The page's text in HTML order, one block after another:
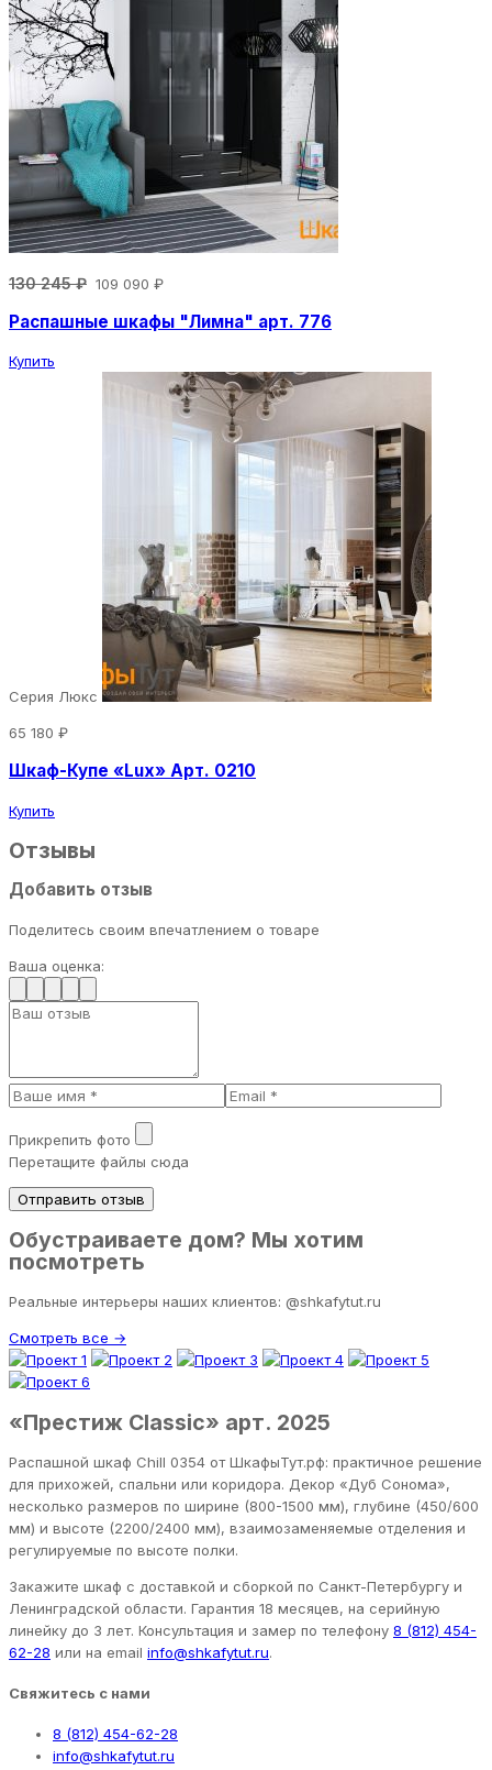
130 245 ₽ 109 090 ₽
Распашные шкафы "Лимна" арт. 776
Купить
Серия Люкс
65 180 ₽
Шкаф-Купе «Lux» Арт. 0210
Купить
Отзывы
Добавить отзыв
Поделитесь своим впечатлением о товаре
Ваша оценка:
Прикрепить фото
Перетащите файлы сюда
Отправить отзыв
Обустраиваете дом? Мы хотим
посмотреть
Реальные интерьеры наших клиентов: @shkafytut.ru
Смотреть все →
«Престиж Classic» арт. 2025
Распашной шкаф Chill 0354 от ШкафыТут.рф: практичное решение
для прихожей, спальни или коридора. Декор «Дуб Сонома»,
несколько размеров по ширине (800-1500 мм), глубине (450/600
мм) и высоте (2200/2400 мм), взаимозаменяемые отделения и
регулируемые по высоте полки.
Закажите шкаф с доставкой и сборкой по Санкт-Петербургу и
Ленинградской области. Гарантия 18 месяцев, на серийную
линейку до 3 лет. Консультация и замер по телефону 8 (812) 454-
62-28 или на email info@shkafytut.ru.
Свяжитесь с нами
8 (812) 454-62-28
info@shkafytut.ru